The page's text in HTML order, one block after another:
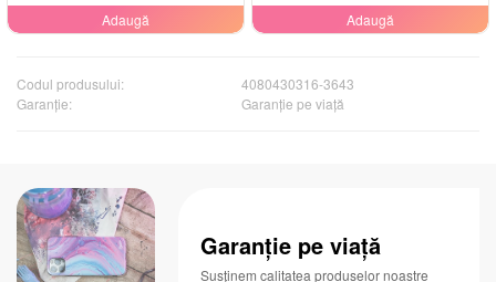
Adaugă
Adaugă
Codul produsului:
4080430316-3643
Garanţie:
Garanție pe viață
Garanție pe viață
Susținem calitatea produselor noastre